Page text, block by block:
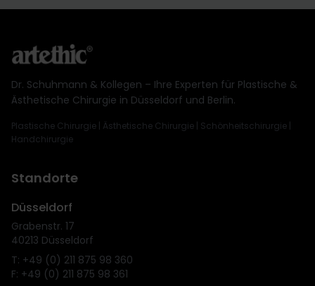
Dr. Schuhmann & Kollegen – Ihre Experten für Plastische &
Ästhetische Chirurgie in Düsseldorf und Berlin.
Plastische Chirurgie | Ästhetische Chirurgie | Schönheitschirurgie |
Handchirurgie
Standorte
Düsseldorf
Grabenstr. 17
40213 Düsseldorf
T: +49 (0) 211 875 98 360
F: +49 (0) 211 875 98 361